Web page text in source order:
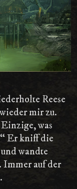
Reese
mir zu.
was
Er kniff die
wandte
Immer auf der